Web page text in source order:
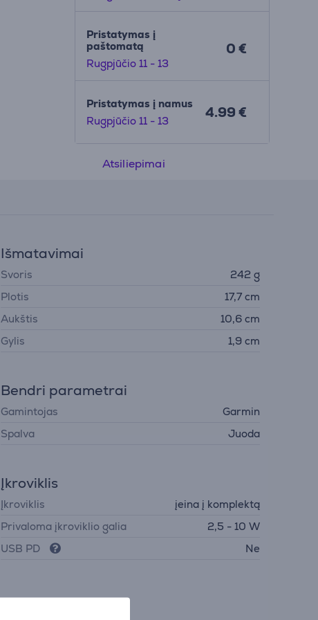
Pristatymas į
paštomatą
Rugpjūčio 11 - 13
0 €
Pristatymas į namus
Rugpjūčio 11 - 13
4.99 €
Atsiliepimai
Išmatavimai
Svoris
242 g
Plotis
17,7 cm
Aukštis
10,6 cm
Gylis
1,9 cm
Bendri parametrai
Gamintojas
Garmin
Spalva
Juoda
Įkroviklis
Įkroviklis
įeina į komplektą
Privaloma įkroviklio galia
2,5 - 10 W
USB PD
Ne